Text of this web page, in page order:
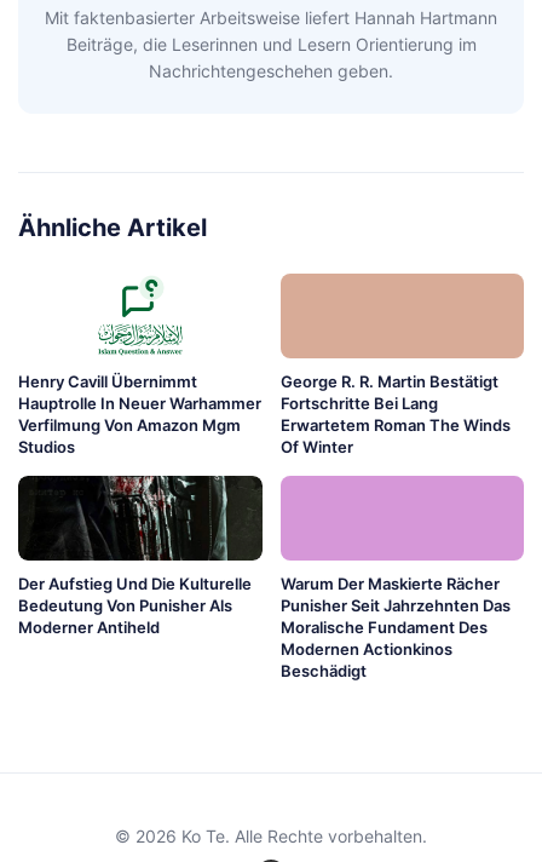
Mit faktenbasierter Arbeitsweise liefert Hannah Hartmann
Beiträge, die Leserinnen und Lesern Orientierung im
Nachrichtengeschehen geben.
Ähnliche Artikel
Henry Cavill Übernimmt
Hauptrolle In Neuer Warhammer
Verfilmung Von Amazon Mgm
Studios
George R. R. Martin Bestätigt
Fortschritte Bei Lang
Erwartetem Roman The Winds
Of Winter
Der Aufstieg Und Die Kulturelle
Bedeutung Von Punisher Als
Moderner Antiheld
Warum Der Maskierte Rächer
Punisher Seit Jahrzehnten Das
Moralische Fundament Des
Modernen Actionkinos
Beschädigt
© 2026 Ko Te. Alle Rechte vorbehalten.